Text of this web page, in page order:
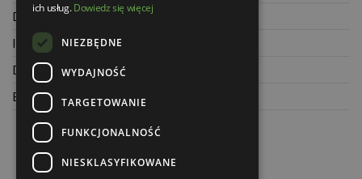
Dane kontaktowe
Informacje o firmie
Dla architektów
Blog
ich usług.Dowiedz się więcej
NIEZBĘDNE
WYDAJNOŚĆ
TARGETOWANIE
FUNKCJONALNOŚĆ
NIESKLASYFIKOWANE